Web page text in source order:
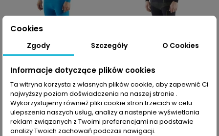
Komplet
termoaktywny męski
Viking Gary Bamboo
161,94 PLN 269,90 PLN
Komplet
termoaktywny męski
Viking Atos Recycled
149,94 PLN 249,90 PLN
Cookies
Zgody Szczegóły O Cookies
Informacje dotyczące plików cookies
Ta witryna korzysta z własnych plików cookie, aby zapewnić Ci
najwyższy poziom doświadczenia na naszej stronie .
Wykorzystujemy również pliki cookie stron trzecich w celu
ulepszenia naszych usług, analizy a nastepnie wyświetlania
reklam związanych z Twoimi preferencjami na podstawie
analizy Twoich zachowań podczas nawigacji.